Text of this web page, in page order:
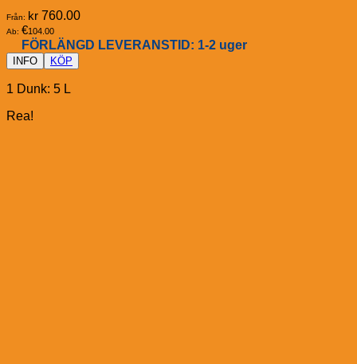
Från: kr 760.00
Ab: €104.00
FÖRLÄNGD LEVERANSTID: 1-2 uger
INFO KÖP
1 Dunk: 5 L
Rea!